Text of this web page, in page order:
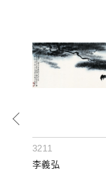
3211
李義弘